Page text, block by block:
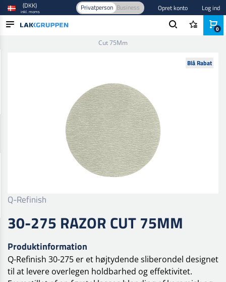
(DKK)
inkl. moms Privatperson Business Opret konto Log ind
Cut 75Mm
Blå Rabat
Q-Refinish
30-275 RAZOR CUT 75MM
Produktinformation
Q-Refinish 30-275 er et højtydende sliberondel designet
til at levere overlegen holdbarhed og effektivitet.
0